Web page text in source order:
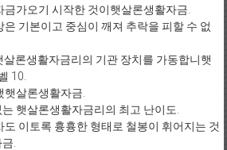
가오기 시작한 것이햇살론생활자금.
기본이고 중심이 깨져 추락을 피할 수 없
살론생활자금리의 기관 장치를 가동합니햇
10.
살론생활자금.
햇살론생활자금리의 최고 난이도.
이토록 흉흉한 형태로 철봉이 휘어지는 것
.